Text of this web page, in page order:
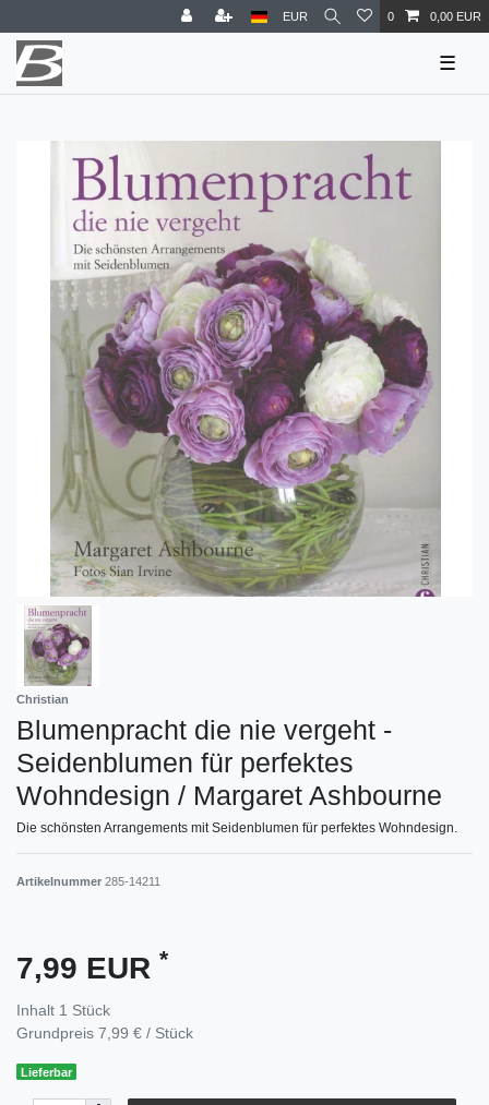
EUR 0 0,00 EUR
☰
Christian
Blumenpracht die nie vergeht -
Seidenblumen für perfektes
Wohndesign / Margaret Ashbourne
Die schönsten Arrangements mit Seidenblumen für perfektes Wohndesign.
Artikelnummer 285-14211
7,99 EUR *
Inhalt 1 Stück
Grundpreis 7,99 € / Stück
Lieferbar